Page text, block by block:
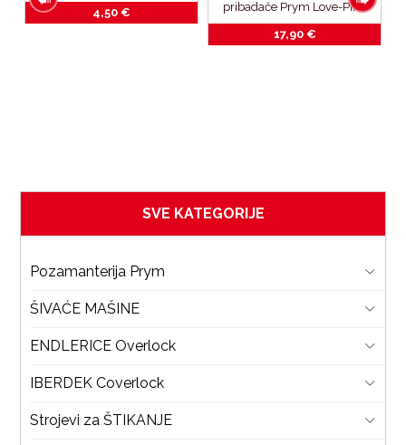
4,50 €
pribadače Prym Love-Pink
17,90 €
SVE KATEGORIJE
Pozamanterija Prym
ŠIVAĆE MAŠINE
ENDLERICE Overlock
IBERDEK Coverlock
Strojevi za ŠTIKANJE